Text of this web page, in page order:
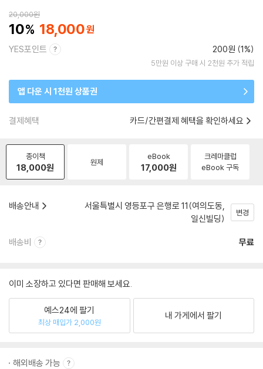
20,000원
10 18,000
YES포인트 200원 (1%)
5만원 이상 구매 시 2천원 추가 적립
앱 다운 시 1천원 상품권
결제혜택 카드/간편결제 혜택을 확인하세요
종이책
18,000원 원제
eBook
17,000원
크레마클럽
eBook 구독
배송안내
서울특별시 영등포구 은행로 11(여의도동,
일신빌딩)
변경
배송비 무료
이미 소장하고 있다면 판매해 보세요.
예스24에 팔기
최상 매입가 2,000원
내 가게에서 팔기
해외배송 가능